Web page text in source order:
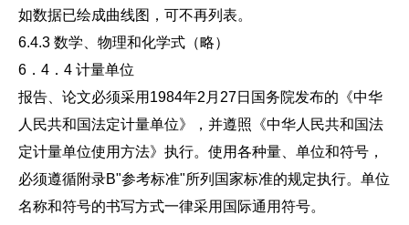
如数据已绘成曲线图，可不再列表。
6.4.3 数学、物理和化学式（略）
6．4．4 计量单位
报告、论文必须采用1984年2月27日国务院发布的《中华
人民共和国法定计量单位》，并遵照《中华人民共和国法
定计量单位使用方法》执行。使用各种量、单位和符号，
必须遵循附录B"参考标准"所列国家标准的规定执行。单位
名称和符号的书写方式一律采用国际通用符号。